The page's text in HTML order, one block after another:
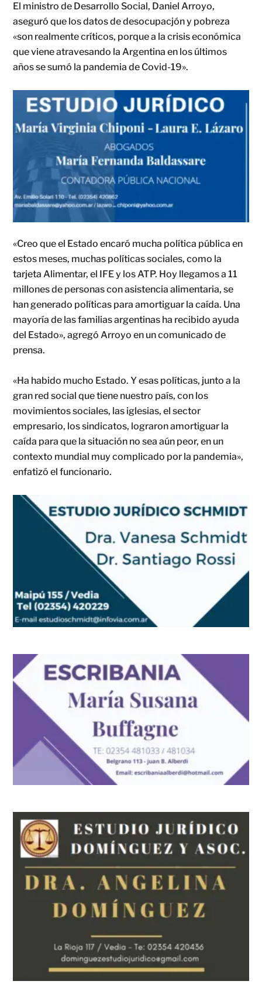
El ministro de Desarrollo Social, Daniel Arroyo,
aseguró que los datos de desocupacjón y pobreza
«son realmente críticos, porque a la crisis económica
que viene atravesando la Argentina en los últimos
años se sumó la pandemia de Covid-19».
«Creo que el Estado encaró mucha política pública en
estos meses, muchas políticas sociales, como la
tarjeta Alimentar, el IFE y los ATP. Hoy llegamos a 11
millones de personas con asistencia alimentaria, se
han generado políticas para amortiguar la caída. Una
mayoría de las familias argentinas ha recibido ayuda
del Estado», agregó Arroyo en un comunicado de
prensa.
«Ha habido mucho Estado. Y esas políticas, junto a la
gran red social que tiene nuestro país, con los
movimientos sociales, las iglesias, el sector
empresario, los sindicatos, lograron amortiguar la
caída para que la situación no sea aún peor, en un
contexto mundial muy complicado por la pandemia»,
enfatizó el funcionario.